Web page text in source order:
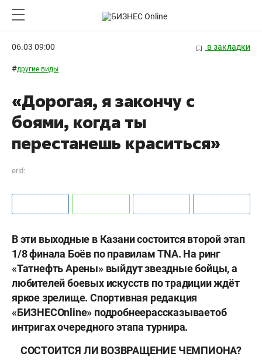
06.03 09:00 в закладки
#другие виды
«Дорогая, я закончу с
боями, когда ты
перестанешь краситься»
erid:
В эти выходные в Казани состоится второй этап
1/8 финала Боёв по правилам TNA. На ринг
«Татнефть Арены» выйдут звездные бойцы, а
любителей боевых искусств по традиции ждёт
яркое зрелище. Спортивная редакция
«БИЗНЕСOnline» подробнеерассказываетоб
интригах очередного этапа турнира.
СОСТОИТСЯ ЛИ ВОЗВРАЩEНИЕ ЧЕМПИОНА?